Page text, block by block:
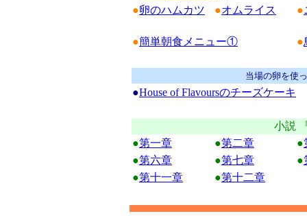
●卵のハムカツ ●オムライス ●
●簡単朝食メニュー① ●
当場の卵を使
●House of Flavoursのチーズケーキ
小説
●第一章 ●第二章 ●
●第六章 ●第七章 ●
●第十一章 ●第十二章